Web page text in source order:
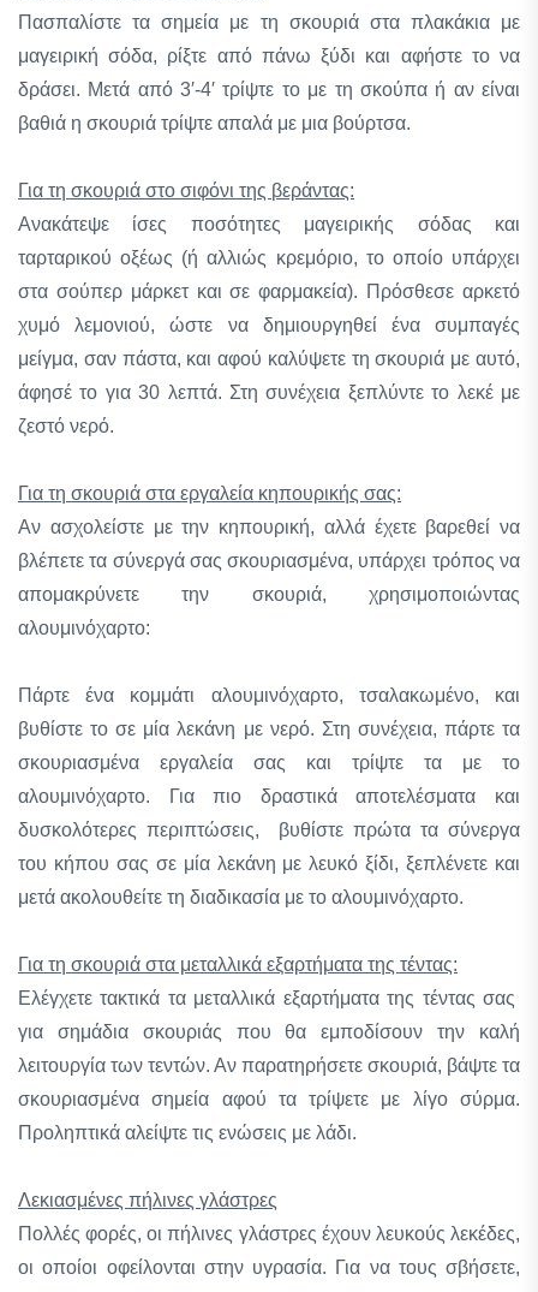
Πασπαλίστε τα σημεία με τη σκουριά στα πλακάκια με
μαγειρική σόδα, ρίξτε από πάνω ξύδι και αφήστε το να
δράσει. Μετά από 3′-4′ τρίψτε το με τη σκούπα ή αν είναι
βαθιά η σκουριά τρίψτε απαλά με μια βούρτσα.
Για τη σκουριά στο σιφόνι της βεράντας:
Ανακάτεψε ίσες ποσότητες μαγειρικής σόδας και
ταρταρικού οξέως (ή αλλιώς κρεμόριο, το οποίο υπάρχει
στα σούπερ μάρκετ και σε φαρμακεία). Πρόσθεσε αρκετό
χυμό λεμονιού, ώστε να δημιουργηθεί ένα συμπαγές
μείγμα, σαν πάστα, και αφού καλύψετε τη σκουριά με αυτό,
άφησέ το για 30 λεπτά. Στη συνέχεια ξεπλύντε το λεκέ με
ζεστό νερό.
Για τη σκουριά στα εργαλεία κηπουρικής σας:
Αν ασχολείστε με την κηπουρική, αλλά έχετε βαρεθεί να
βλέπετε τα σύνεργά σας σκουριασμένα, υπάρχει τρόπος να
απομακρύνετε την σκουριά, χρησιμοποιώντας
αλουμινόχαρτο:
Πάρτε ένα κομμάτι αλουμινόχαρτο, τσαλακωμένο, και
βυθίστε το σε μία λεκάνη με νερό. Στη συνέχεια, πάρτε τα
σκουριασμένα εργαλεία σας και τρίψτε τα με το
αλουμινόχαρτο. Για πιο δραστικά αποτελέσματα και
δυσκολότερες περιπτώσεις, βυθίστε πρώτα τα σύνεργα
του κήπου σας σε μία λεκάνη με λευκό ξίδι, ξεπλένετε και
μετά ακολουθείτε τη διαδικασία με το αλουμινόχαρτο.
Για τη σκουριά στα μεταλλικά εξαρτήματα της τέντας:
Ελέγχετε τακτικά τα μεταλλικά εξαρτήματα της τέντας σας
για σημάδια σκουριάς που θα εμποδίσουν την καλή
λειτουργία των τεντών. Αν παρατηρήσετε σκουριά, βάψτε τα
σκουριασμένα σημεία αφού τα τρίψετε με λίγο σύρμα.
Προληπτικά αλείψτε τις ενώσεις με λάδι.
Λεκιασμένες πήλινες γλάστρες
Πολλές φορές, οι πήλινες γλάστρες έχουν λευκούς λεκέδες,
οι οποίοι οφείλονται στην υγρασία. Για να τους σβήσετε,